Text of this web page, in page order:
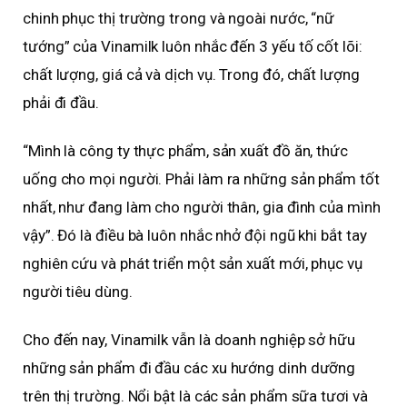
chinh phục thị trường trong và ngoài nước, “nữ
tướng” của Vinamilk luôn nhắc đến 3 yếu tố cốt lõi:
chất lượng, giá cả và dịch vụ. Trong đó, chất lượng
phải đi đầu.
“Mình là công ty thực phẩm, sản xuất đồ ăn, thức
uống cho mọi người. Phải làm ra những sản phẩm tốt
nhất, như đang làm cho người thân, gia đình của mình
vậy”. Đó là điều bà luôn nhắc nhở đội ngũ khi bắt tay
nghiên cứu và phát triển một sản xuất mới, phục vụ
người tiêu dùng.
Cho đến nay, Vinamilk vẫn là doanh nghiệp sở hữu
những sản phẩm đi đầu các xu hướng dinh dưỡng
trên thị trường. Nổi bật là các sản phẩm sữa tươi và